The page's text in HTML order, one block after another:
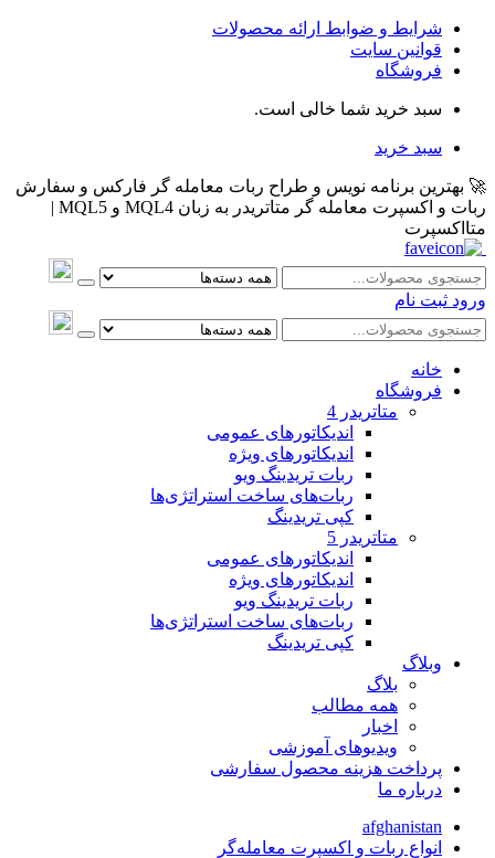
شرایط و ضوابط ارائه محصولات
قوانین سایت
فروشگاه
سبد خرید شما خالی است.
سبد خرید
🚀 بهترین برنامه نویس و طراح ربات معامله گر فارکس و سفارش
ربات و اکسپرت معامله گر متاتریدر به زبان MQL4 و MQL5 |
متااکسپرت
ورود ثبت نام
خانه
فروشگاه
متاتريدر 4
اندیکاتورهای عمومی
اندیکاتورهای ویژه
ربات تریدینگ ویو
ربات‌های ساخت استراتژی‌ها
کپی تریدینگ
متاتريدر 5
اندیکاتورهای عمومی
اندیکاتورهای ویژه
ربات تریدینگ ویو
ربات‌های ساخت استراتژی‌ها
کپی تریدینگ
وبلاگ
بلاگ
همه مطالب
اخبار
ویدیوهای آموزشی
پرداخت هزینه محصول سفارشی
درباره ما
afghanistan
انواع ربات و اکسپرت معامله‌گر